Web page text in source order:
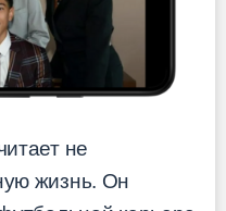
не
жизнь. Он